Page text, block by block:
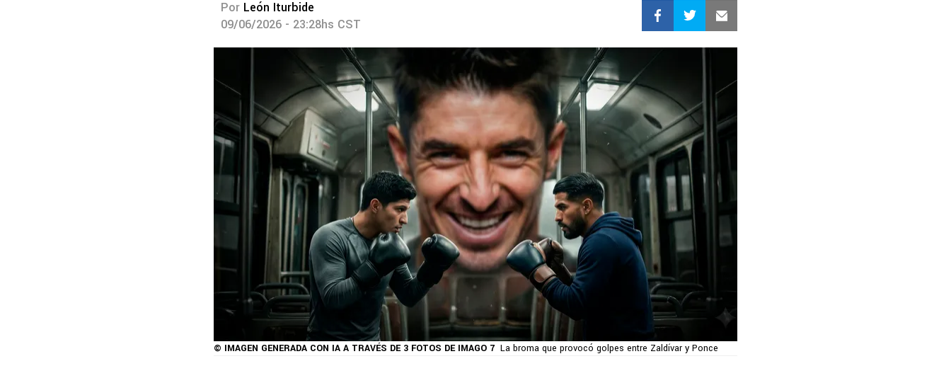
Por León Iturbide
09/06/2026 - 23:28hs CST
© IMAGEN GENERADA CON IA A TRAVÉS DE 3 FOTOS DE IMAGO 7 La broma que provocó golpes entre Zaldívar y Ponce